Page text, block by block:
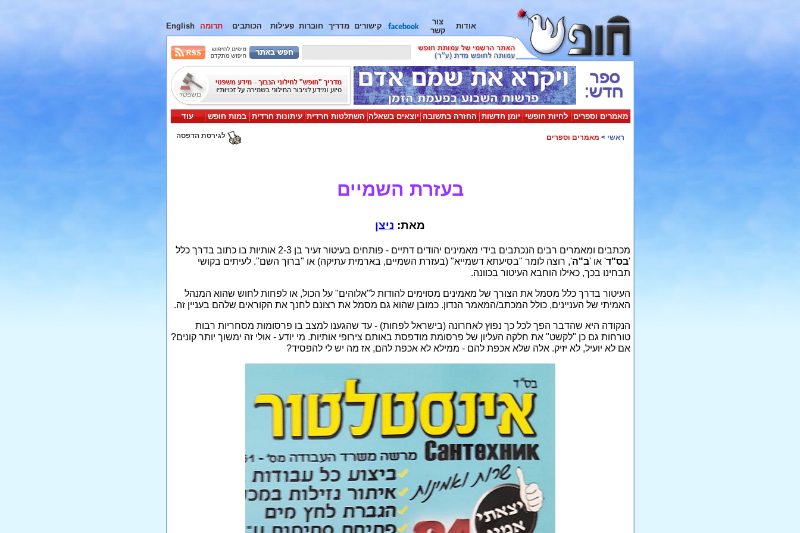
אודות
צור
קשר
קישורים מדריך חוברות פעילות הכותבים תרומה English
מאמרים וספרים לחיות חופשי יומן חדשות החזרה בתשובה יוצאים בשאלה השתלטות חרדית עיתונות חרדית במות חופש עוד
ראשי > מאמרים וספרים לגירסת הדפסה
בעזרת השמיים
מאת: ניצן
מכתבים ומאמרים רבים הנכתבים בידי מאמינים יהודים דתיים - פותחים בעיטור זעיר בן 2-3 אותיות בו כתוב בדרך כלל
'בס"ד' או 'ב"ה', רוצה לומר "בסיעתא דשמייא" (בעזרת השמיים, בארמית עתיקה) או "ברוך השם". לעיתים בקושי
תבחינו בכך, כאילו הוחבא העיטור בכוונה.
העיטור בדרך כלל מסמל את הצורך של מאמינים מסוימים להודות ל"אלוהים" על הכול, או לפחות לחוש שהוא המנהל
האמיתי של העניינים, כולל המכתב/המאמר הנדון. כמובן שהוא גם מסמל את רצונם לחנך את הקוראים שלהם בעניין זה.
הנקודה היא שהדבר הפך לכל כך נפוץ לאחרונה (בישראל לפחות) - עד שהגענו למצב בו פרסומות מסחריות רבות
טורחות גם כן "לקשט" את חלקה העליון של פרסומת מודפסת באותם צירופי אותיות. מי יודע - אולי זה ימשוך יותר קונים?
אם לא יועיל, לא יזיק. אלה שלא אכפת להם - ממילא לא אכפת להם, אז מה יש לי להפסיד?